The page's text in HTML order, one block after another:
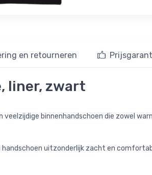
en retourneren
liner, zwart
veelzijdige binnenhandschoen die zowel
handschoen uitzonderlijk zacht en